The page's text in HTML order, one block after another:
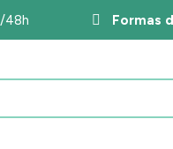
48h Formas